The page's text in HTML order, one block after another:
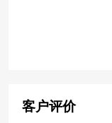
客户评价